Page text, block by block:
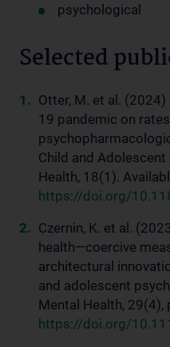
psychological
Selected
Otter, M. et al. (2024)
19 pandemic on
Child and Adolescent
Health, 18(1).
https://doi.org/
Czernin, K. et al.
health—coercive
architectural
and adolescent
Mental Health,
https://doi.org/